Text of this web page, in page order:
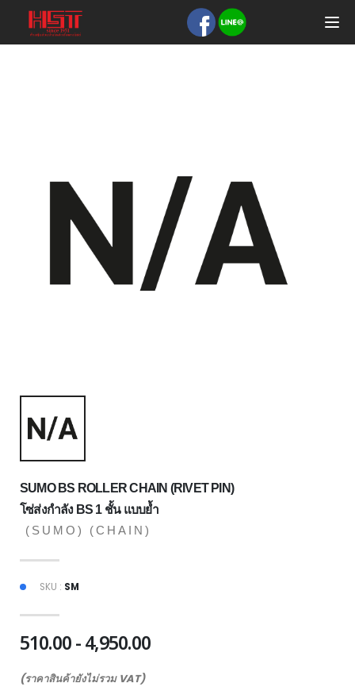
SUMO BS ROLLER CHAIN (RIVET PIN)
โซ่ส่งกำลัง BS 1 ชั้น แบบย้ำ
(SUMO)
(CHAIN)
SKU : SM
510.00 - 4,950.00
(ราคาสินค้ายังไม่รวม VAT)